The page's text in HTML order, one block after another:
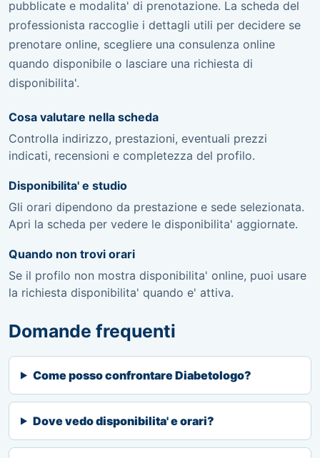
pubblicate e modalita' di prenotazione. La scheda del
professionista raccoglie i dettagli utili per decidere se
prenotare online, scegliere una consulenza online
quando disponibile o lasciare una richiesta di
disponibilita'.
Cosa valutare nella scheda
Controlla indirizzo, prestazioni, eventuali prezzi
indicati, recensioni e completezza del profilo.
Disponibilita' e studio
Gli orari dipendono da prestazione e sede selezionata.
Apri la scheda per vedere le disponibilita' aggiornate.
Quando non trovi orari
Se il profilo non mostra disponibilita' online, puoi usare
la richiesta disponibilita' quando e' attiva.
Domande frequenti
Come posso confrontare Diabetologo?
Dove vedo disponibilita' e orari?